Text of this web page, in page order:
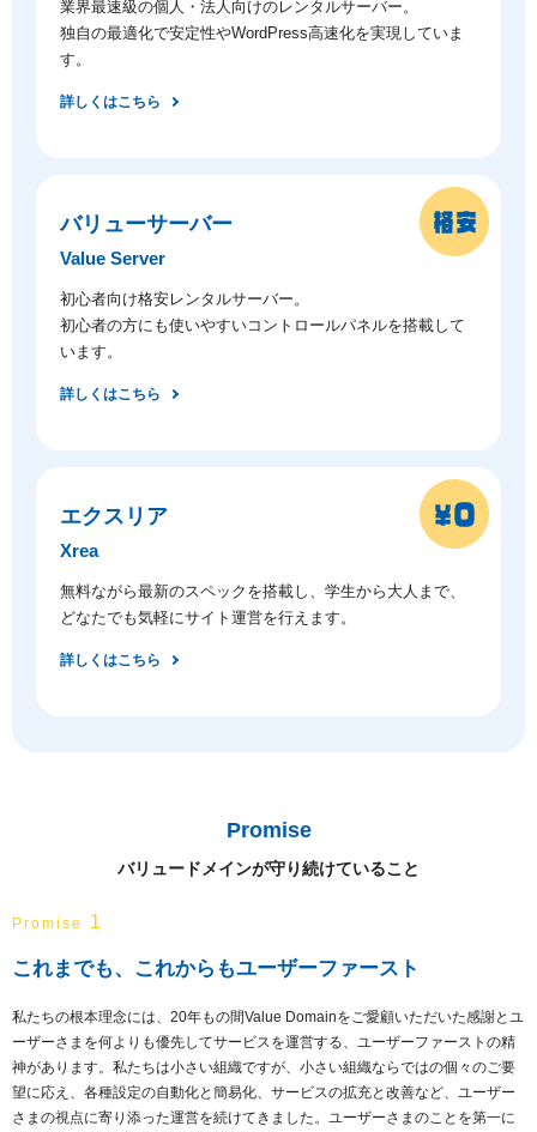
業界最速級の個人・法人向けのレンタルサーバー。
独自の最適化で安定性やWordPress高速化を実現していま
す。
詳しくはこちら
バリューサーバー
Value Server
初心者向け格安レンタルサーバー。
初心者の方にも使いやすいコントロールパネルを搭載して
います。
詳しくはこちら
エクスリア
Xrea
無料ながら最新のスペックを搭載し、学生から大人まで、
どなたでも気軽にサイト運営を行えます。
詳しくはこちら
Promise
バリュードメインが守り続けていること
Promise 1
これまでも、これからもユーザーファースト
私たちの根本理念には、20年もの間Value Domainをご愛顧いただいた感謝とユ
ーザーさまを何よりも優先してサービスを運営する、ユーザーファーストの精
神があります。私たちは小さい組織ですが、小さい組織ならではの個々のご要
望に応え、各種設定の自動化と簡易化、サービスの拡充と改善など、ユーザー
さまの視点に寄り添った運営を続けてきました。ユーザーさまのことを第一に